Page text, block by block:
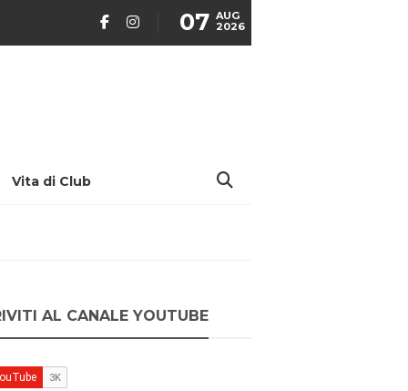
07 AUG
2026
Vita di Club
AL CANALE YOUTUBE